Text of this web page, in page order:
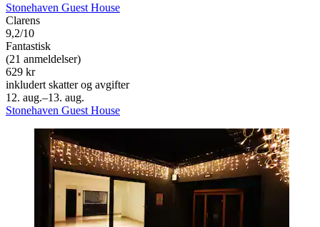
Stonehaven Guest House
Clarens
9,2/10
Fantastisk
(21 anmeldelser)
629 kr
inkludert skatter og avgifter
12. aug.–13. aug.
Stonehaven Guest House